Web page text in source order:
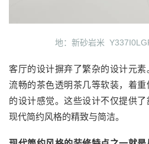
地：新砂岩米
客厅的设计摒弃了繁杂的设计元
流畅的茶色透明茶几等软装，着重
的设计感觉。这些设计不仅提供
现代简约风格的精致与简洁。